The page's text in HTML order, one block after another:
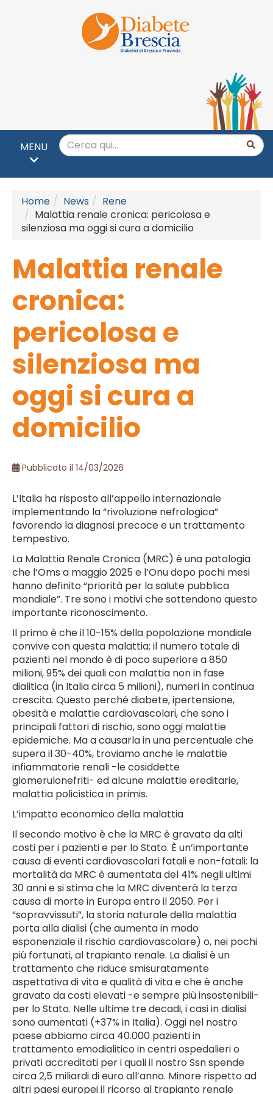
Home News
Rene
Malattia renale cronica: pericolosa e
silenziosa ma oggi si cura a domicilio
Malattia renale
cronica:
pericolosa e
silenziosa ma
oggi si cura a
domicilio
Pubblicato il 14/03/2026
L’Italia ha risposto all’appello internazionale
implementando la “rivoluzione nefrologica”
favorendo la diagnosi precoce e un trattamento
tempestivo.
La Malattia Renale Cronica (MRC) è una patologia
che l’Oms a maggio 2025 e l’Onu dopo pochi mesi
hanno definito “priorità per la salute pubblica
mondiale”. Tre sono i motivi che sottendono questo
importante riconoscimento.
Il primo è che il 10-15% della popolazione mondiale
convive con questa malattia; il numero totale di
pazienti nel mondo è di poco superiore a 850
milioni, 95% dei quali con malattia non in fase
dialitica (in Italia circa 5 milioni), numeri in continua
crescita. Questo perché diabete, ipertensione,
obesità e malattie cardiovascolari, che sono i
principali fattori di rischio, sono oggi malattie
epidemiche. Ma a causarla in una percentuale che
supera il 30-40%, troviamo anche le malattie
infiammatorie renali -le cosiddette
glomerulonefriti- ed alcune malattie ereditarie,
malattia policistica in primis.
L’impatto economico della malattia
Il secondo motivo è che la MRC è gravata da alti
costi per i pazienti e per lo Stato. È un’importante
causa di eventi cardiovascolari fatali e non-fatali: la
mortalità da MRC è aumentata del 41% negli ultimi
30 anni e si stima che la MRC diventerà la terza
causa di morte in Europa entro il 2050. Per i
“sopravvissuti”, la storia naturale della malattia
porta alla dialisi (che aumenta in modo
esponenziale il rischio cardiovascolare) o, nei pochi
più fortunati, al trapianto renale. La dialisi è un
trattamento che riduce smisuratamente
aspettativa di vita e qualità di vita e che è anche
gravato da costi elevati -e sempre più insostenibili-
per lo Stato. Nelle ultime tre decadi, i casi in dialisi
sono aumentati (+37% in Italia). Oggi nel nostro
paese abbiamo circa 40.000 pazienti in
trattamento emodialitico in centri ospedalieri o
privati accreditati per i quali il nostro Ssn spende
circa 2,5 miliardi di euro all’anno. Minore rispetto ad
altri paesi europei il ricorso al trapianto renale